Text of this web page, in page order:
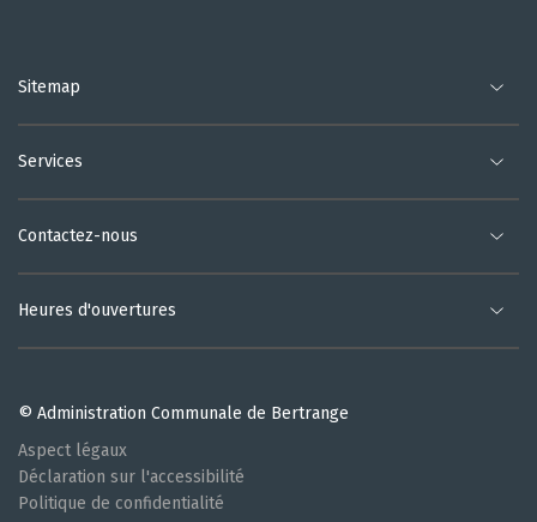
Sitemap
Services
Contactez-nous
Heures d'ouvertures
© Administration Communale de Bertrange
Aspect légaux
Déclaration sur l'accessibilité
Politique de confidentialité